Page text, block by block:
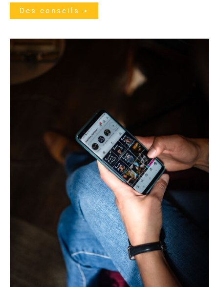
Des conseils >